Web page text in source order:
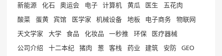
新能源
化石 奥运会 电子 计算机 黄瓜 医生
五花肉
酸菜
蛋黄 宾馆 医学家 机械设备 地板 电子商务
物联网
天文学家
大学 食品 化妆品 一秒推 环保
医疗器械
公司介绍
十二本纪 猪肉 葱 客栈 药业 建筑 安防 GEO